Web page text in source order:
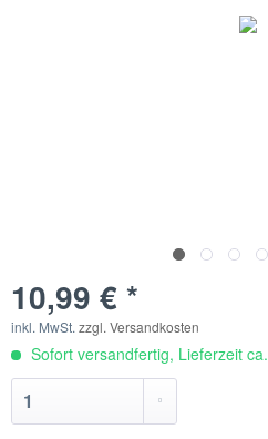
10,99 € *
inkl. MwSt. zzgl. Versandkosten
Sofort versandfertig, Lieferzeit